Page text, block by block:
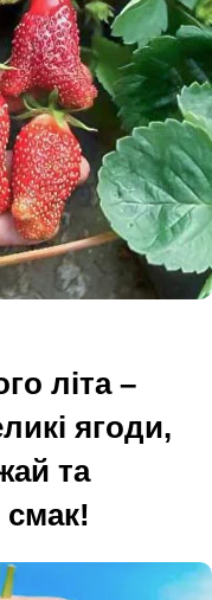
літа –
ягоди,
та
смак!